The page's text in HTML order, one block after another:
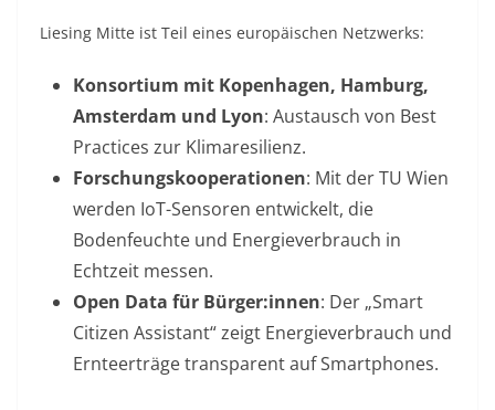
Liesing Mitte ist Teil eines europäischen Netzwerks:
Konsortium mit Kopenhagen, Hamburg,
Amsterdam und Lyon: Austausch von Best
Practices zur Klimaresilienz.
Forschungskooperationen: Mit der TU Wien
werden IoT-Sensoren entwickelt, die
Bodenfeuchte und Energieverbrauch in
Echtzeit messen.
Open Data für Bürger:innen: Der „Smart
Citizen Assistant“ zeigt Energieverbrauch und
Ernteerträge transparent auf Smartphones.